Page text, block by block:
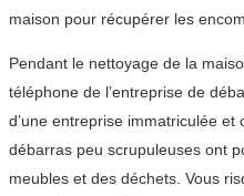
maison pour récupérer les
Pendant le nettoyage de la
téléphone de l’entreprise de
d’une entreprise immatriculée
débarras peu scrupuleuses ont
meubles et des déchets. Vous